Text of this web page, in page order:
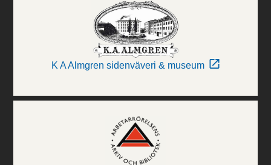
K A Almgren sidenväveri & museum